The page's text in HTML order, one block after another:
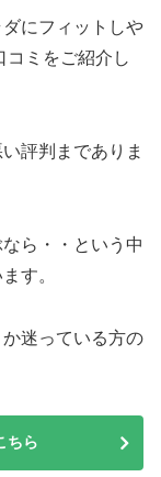
にフィットしや
コミをご紹介し
評判までありま
ら・・という中
す。
か迷っている方の
ちら